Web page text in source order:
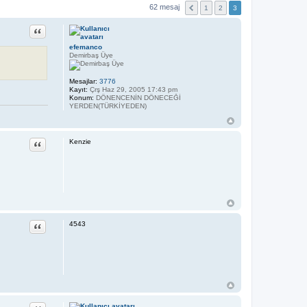
62 mesaj 1 2 3
efemanco
Demirbaş Üye
Mesajlar: 3776
Kayıt: Çrş Haz 29, 2005 17:43 pm
Konum: DÖNENCENİN DÖNECEĞİ
YERDEN(TÜRKİYEDEN)
Alıntı
Kenzie
Alıntı
4543
Alıntı